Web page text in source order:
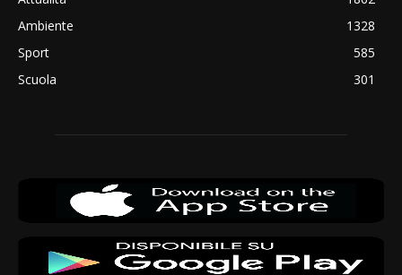
Ambiente
1328
Sport
585
Scuola
301